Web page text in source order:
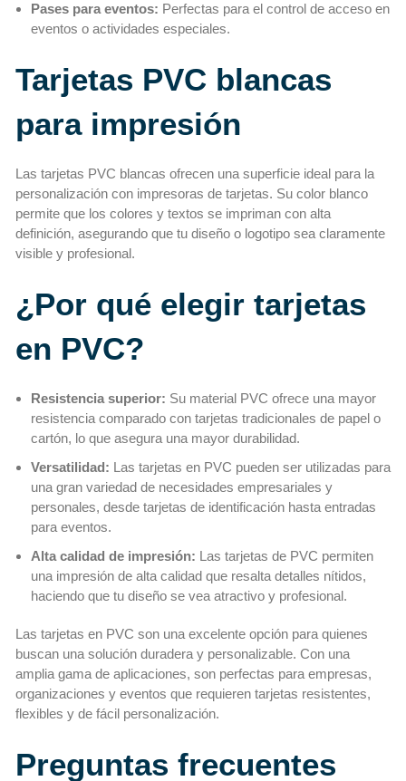
Pases para eventos: Perfectas para el control de acceso en
eventos o actividades especiales.
Tarjetas PVC blancas
para impresión
Las tarjetas PVC blancas ofrecen una superficie ideal para la
personalización con impresoras de tarjetas. Su color blanco
permite que los colores y textos se impriman con alta
definición, asegurando que tu diseño o logotipo sea claramente
visible y profesional.
¿Por qué elegir tarjetas
en PVC?
Resistencia superior: Su material PVC ofrece una mayor
resistencia comparado con tarjetas tradicionales de papel o
cartón, lo que asegura una mayor durabilidad.
Versatilidad: Las tarjetas en PVC pueden ser utilizadas para
una gran variedad de necesidades empresariales y
personales, desde tarjetas de identificación hasta entradas
para eventos.
Alta calidad de impresión: Las tarjetas de PVC permiten
una impresión de alta calidad que resalta detalles nítidos,
haciendo que tu diseño se vea atractivo y profesional.
Las tarjetas en PVC son una excelente opción para quienes
buscan una solución duradera y personalizable. Con una
amplia gama de aplicaciones, son perfectas para empresas,
organizaciones y eventos que requieren tarjetas resistentes,
flexibles y de fácil personalización.
Preguntas frecuentes